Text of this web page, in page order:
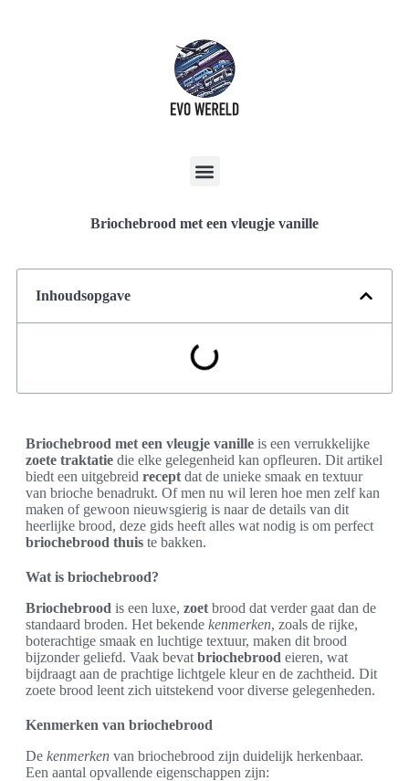
Briochebrood met een vleugje vanille
Inhoudsopgave
Briochebrood met een vleugje vanille is een verrukkelijke
zoete traktatie die elke gelegenheid kan opfleuren. Dit artikel
biedt een uitgebreid recept dat de unieke smaak en textuur
van brioche benadrukt. Of men nu wil leren hoe men zelf kan
maken of gewoon nieuwsgierig is naar de details van dit
heerlijke brood, deze gids heeft alles wat nodig is om perfect
briochebrood thuis te bakken.
Wat is briochebrood?
Briochebrood is een luxe, zoet brood dat verder gaat dan de
standaard broden. Het bekende kenmerken, zoals de rijke,
boterachtige smaak en luchtige textuur, maken dit brood
bijzonder geliefd. Vaak bevat briochebrood eieren, wat
bijdraagt aan de prachtige lichtgele kleur en de zachtheid. Dit
zoete brood leent zich uitstekend voor diverse gelegenheden.
Kenmerken van briochebrood
De kenmerken van briochebrood zijn duidelijk herkenbaar.
Een aantal opvallende eigenschappen zijn: